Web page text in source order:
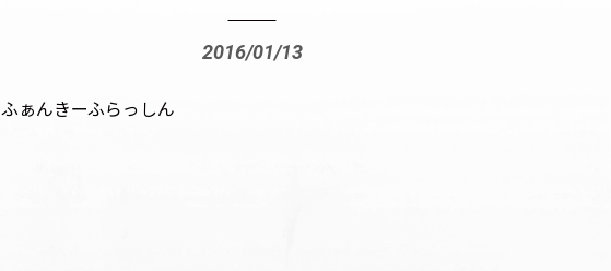
2016/01/13
ふぁんきーふらっしん